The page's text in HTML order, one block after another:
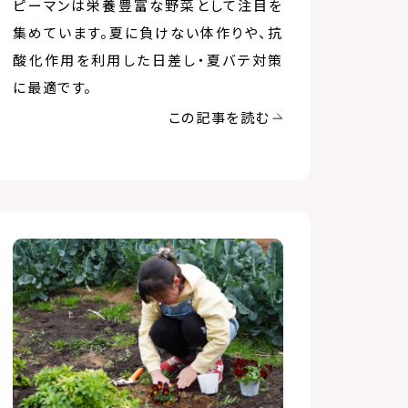
ピーマンは栄養豊富な野菜として注目を
集めています。夏に負けない体作りや、抗
酸化作用を利用した日差し・夏バテ対策
に最適です。
この記事を読む